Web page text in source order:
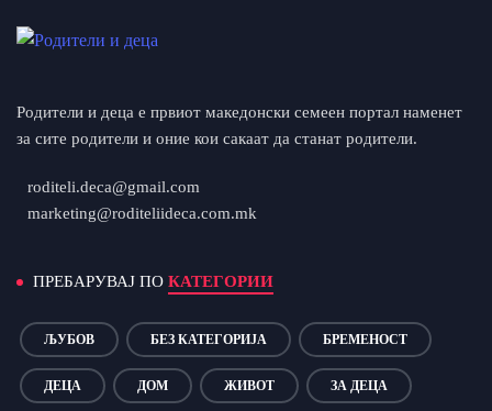
Родители и деца е првиот македонски семеен портал наменет
за сите родители и оние кои сакаат да станат родители.
roditeli.deca@gmail.com
marketing@roditeliideca.com.mk
ПРЕБАРУВАЈ ПО КАТЕГОРИИ
ЉУБОВ БЕЗ КАТЕГОРИЈА БРЕМЕНОСТ
ДЕЦА ДОМ ЖИВОТ ЗА ДЕЦА